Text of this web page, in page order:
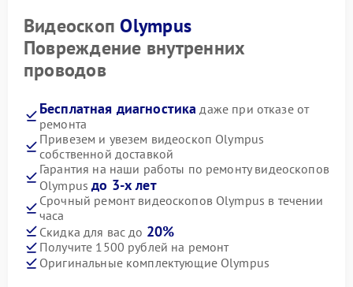
Видеоскоп Olympus
Повреждение внутренних
проводов
Бесплатная диагностика даже при отказе от
ремонта
Привезем и увезем видеоскоп Olympus
собственной доставкой
Гарантия на наши работы по ремонту видеоскопов
Olympusдо 3-х лет
Срочный ремонт видеоскопов Olympus в течении
часа
Скидка для вас до 20%
Получите 1500 рублей на ремонт
Оригинальные комплектующие Olympus